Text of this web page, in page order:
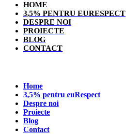
HOME
3,5% PENTRU EURESPECT
DESPRE NOI
PROIECTE
BLOG
CONTACT
Home
3,5% pentru euRespect
Despre noi
Proiecte
Blog
Contact